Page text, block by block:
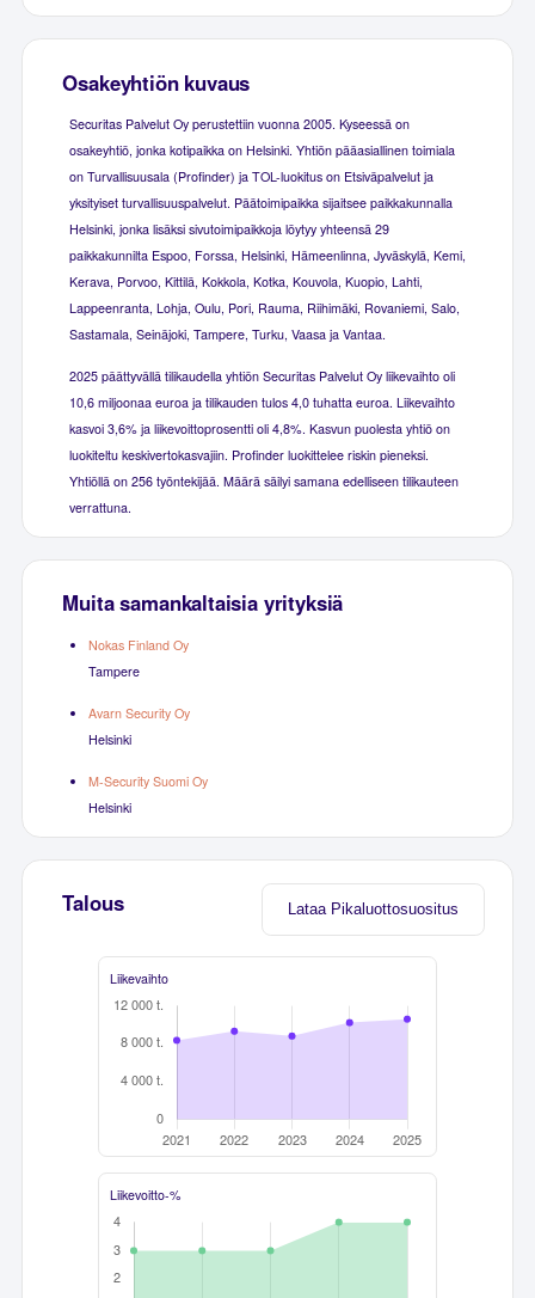
Osakeyhtiön kuvaus
Securitas Palvelut Oy perustettiin vuonna 2005. Kyseessä on
osakeyhtiö, jonka kotipaikka on Helsinki. Yhtiön pääasiallinen toimiala
on Turvallisuusala (Profinder) ja TOL-luokitus on Etsiväpalvelut ja
yksityiset turvallisuuspalvelut. Päätoimipaikka sijaitsee paikkakunnalla
Helsinki, jonka lisäksi sivutoimipaikkoja löytyy yhteensä 29
paikkakunnilta Espoo, Forssa, Helsinki, Hämeenlinna, Jyväskylä, Kemi,
Kerava, Porvoo, Kittilä, Kokkola, Kotka, Kouvola, Kuopio, Lahti,
Lappeenranta, Lohja, Oulu, Pori, Rauma, Riihimäki, Rovaniemi, Salo,
Sastamala, Seinäjoki, Tampere, Turku, Vaasa ja Vantaa.
2025 päättyvällä tilikaudella yhtiön Securitas Palvelut Oy liikevaihto oli
10,6 miljoonaa euroa ja tilikauden tulos 4,0 tuhatta euroa. Liikevaihto
kasvoi 3,6% ja liikevoittoprosentti oli 4,8%. Kasvun puolesta yhtiö on
luokiteltu keskivertokasvajiin. Profinder luokittelee riskin pieneksi.
Yhtiöllä on 256 työntekijää. Määrä säilyi samana edelliseen tilikauteen
verrattuna.
Muita samankaltaisia yrityksiä
Nokas Finland Oy
Tampere
Avarn Security Oy
Helsinki
M-Security Suomi Oy
Helsinki
Lataa Pikaluottosuositus
Talous
Liikevaihto
Liikevoitto-%